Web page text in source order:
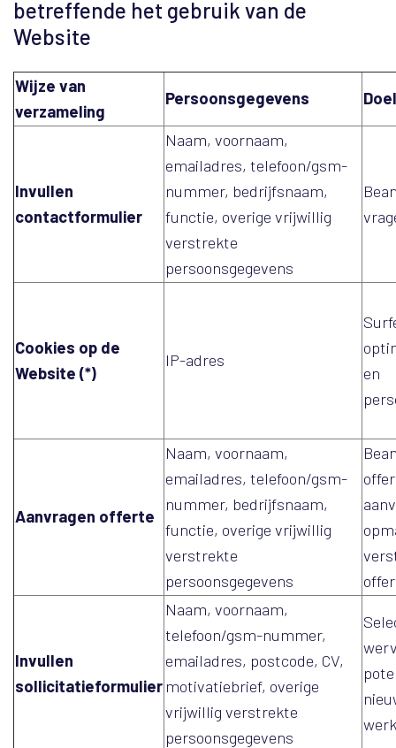
betreffende het gebruik van de
Website
Wijze van
verzameling
Persoonsgegevens
Invullen
contactformulier
Naam, voornaam,
emailadres, telefoon/gsm-
nummer, bedrijfsnaam,
functie, overige vrijwillig
verstrekte
persoonsgegevens
Cookies op de
Website (*)
IP-adres
en
Aanvragen offerte
Naam, voornaam,
emailadres, telefoon/gsm-
nummer, bedrijfsnaam,
functie, overige vrijwillig
verstrekte
persoonsgegevens
Invullen
sollicitatieformulier
Naam, voornaam,
telefoon/gsm-nummer,
emailadres, postcode, CV,
motivatiebrief, overige
vrijwillig verstrekte
persoonsgegevens